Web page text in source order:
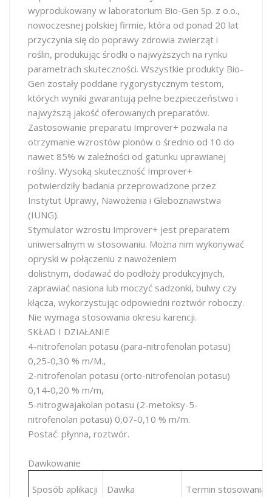
wyprodukowany w laboratorium Bio-Gen Sp. z o.o.,
nowoczesnej polskiej firmie, która od ponad 20 lat
przyczynia się do poprawy zdrowia zwierząt i
roślin, produkując środki o najwyższych na rynku
parametrach skuteczności. Wszystkie produkty Bio-
Gen zostały poddane rygorystycznym testom,
których wyniki gwarantują pełne bezpieczeństwo i
najwyższą jakość oferowanych preparatów.
Zastosowanie preparatu Improver+ pozwala na
otrzymanie wzrostów plonów o średnio od 10 do
nawet 85% w zależności od gatunku uprawianej
rośliny. Wysoką skuteczność Improver+
potwierdziły badania przeprowadzone przez
Instytut Uprawy, Nawożenia i Gleboznawstwa
(IUNG).
Stymulator wzrostu Improver+ jest preparatem
uniwersalnym w stosowaniu. Można nim wykonywać
opryski w połączeniu z nawożeniem
dolistnym, dodawać do podłoży produkcyjnych,
zaprawiać nasiona lub moczyć sadzonki, bulwy czy
kłącza, wykorzystując odpowiedni roztwór roboczy.
Nie wymaga stosowania okresu karencji.
SKŁAD I DZIAŁANIE
4-nitrofenolan potasu (para-nitrofenolan potasu)
0,25-0,30 % m/M.,
2-nitrofenolan potasu (orto-nitrofenolan potasu)
0,14-0,20 % m/m,
5-nitrogwajakolan potasu (2-metoksy-5-
nitrofenolan potasu) 0,07-0,10 % m/m.
Postać: płynna, roztwór.
Dawkowanie
Sposób aplikacji Dawka Termin stosowania